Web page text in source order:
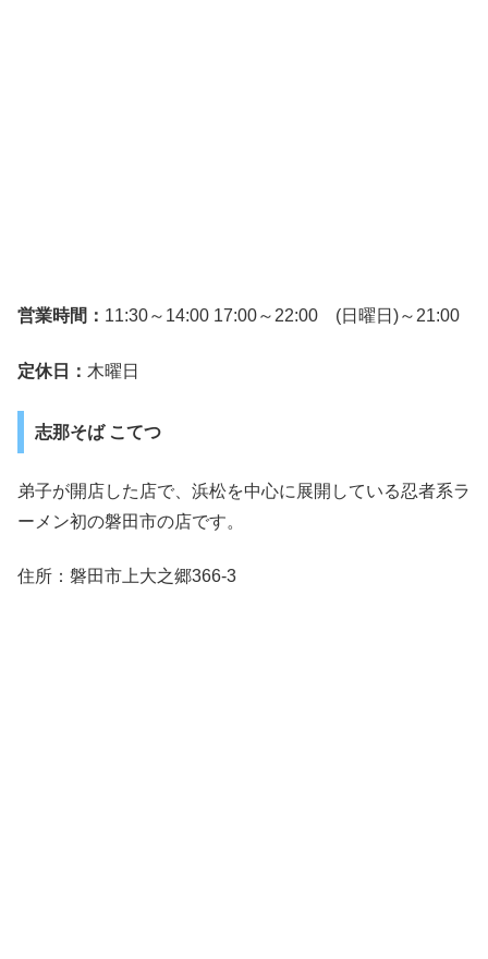
営業時間： 11:30～14:00 17:00～22:00 (日曜日)～21:00
定休日： 木曜日
志那そば こてつ
弟子が開店した店で、浜松を中心に展開している忍者系ラ
ーメン初の磐田市の店です。
住所：磐田市上大之郷366-3